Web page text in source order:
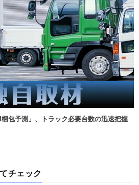
梱包予測」、トラック必要台数の迅速把握
チェック